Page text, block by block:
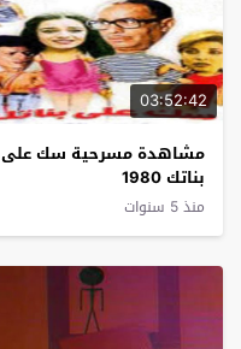
03:52:42
مشاهدة مسرحية سك على
بناتك 1980
منذ 5 سنوات